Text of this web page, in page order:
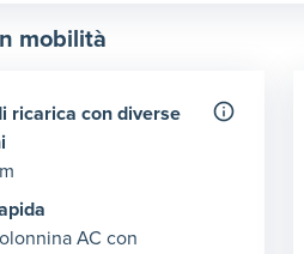
mobilità
ricarica con diverse
AC con